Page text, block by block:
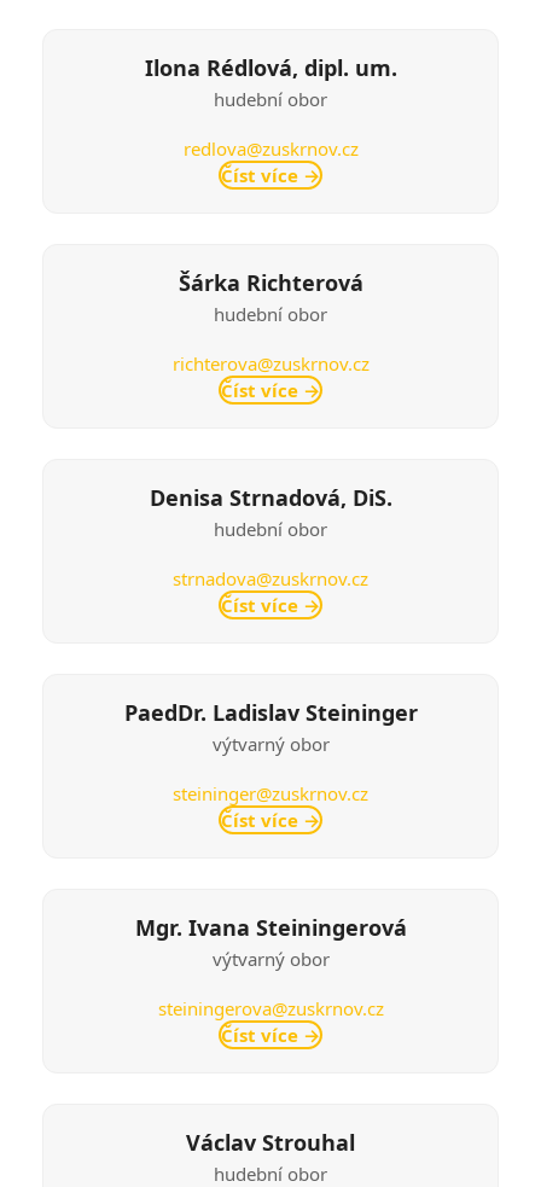
Ilona Rédlová, dipl. um.
hudební obor
redlova@zuskrnov.cz
Číst více →
Šárka Richterová
hudební obor
richterova@zuskrnov.cz
Číst více →
Denisa Strnadová, DiS.
hudební obor
strnadova@zuskrnov.cz
Číst více →
PaedDr. Ladislav Steininger
výtvarný obor
steininger@zuskrnov.cz
Číst více →
Mgr. Ivana Steiningerová
výtvarný obor
steiningerova@zuskrnov.cz
Číst více →
Václav Strouhal
hudební obor